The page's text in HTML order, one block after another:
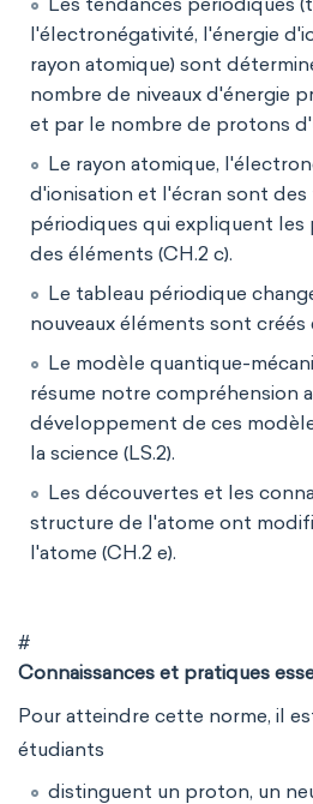
l'électronégativité, l'énergie
rayon atomique) sont
nombre de niveaux d'énergie
et par le nombre de protons
Le rayon atomique,
d'ionisation et l'écran sont des
périodiques qui expliquent les
des éléments (CH.2 c).
Le tableau périodique
nouveaux éléments sont créés
Le modèle quantique-
résume notre compréhension
développement de ces
la science (LS.2).
Les découvertes et les
structure de l'atome ont
l'atome (CH.2 e).
#
Connaissances et pratiques
Pour atteindre cette norme, il
étudiants
distinguent un proton, un